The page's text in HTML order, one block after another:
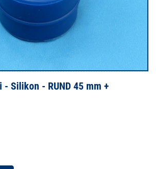
Silikon - RUND 45 mm +